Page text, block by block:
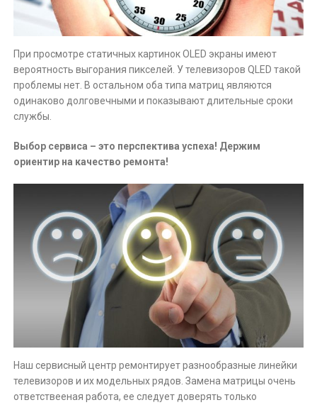
При просмотре статичных картинок OLED экраны имеют
вероятность выгорания пикселей. У телевизоров QLED такой
проблемы нет. В остальном оба типа матриц являются
одинаково долговечными и показывают длительные сроки
службы.
Выбор сервиса – это перспектива успеха! Держим
ориентир на качество ремонта!
Наш сервисный центр ремонтирует разнообразные линейки
телевизоров и их модельных рядов. Замена матрицы очень
ответствееная работа, ее следует доверять только